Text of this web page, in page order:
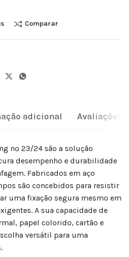
Comparar
adicional Avaliações
nº 23/24 são a solução
desempenho e durabilidade
Fabricados em aço
são concebidos para resistir
uma fixação segura mesmo em
A sua capacidade de
papel colorido, cartão e
versátil para uma